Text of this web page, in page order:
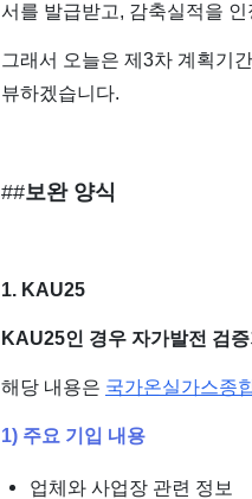
서를 발급받고, 감축실적을
그래서 오늘은 제3차 계획기
뷰하겠습니다.
​##보완 양식
1. KAU25
KAU25인 경우 자가발전 검
해당 내용은 국가온실가스종
1) 주요 기입 내용
업체와 사업장 관련 정보